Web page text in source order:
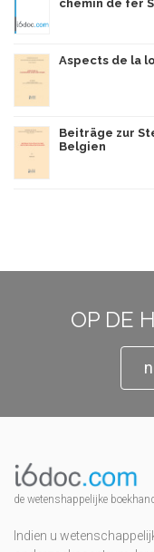
chemin de fer
Aspects de la
Beiträge zur
Belgien
OP DE
de wetenshappelijke
Indien u